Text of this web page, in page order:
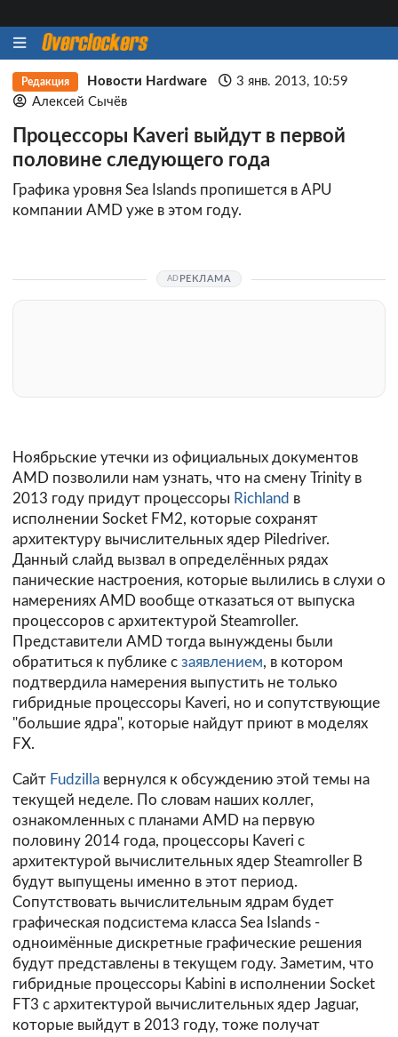
Редакция Новости Hardware
3 янв. 2013, 10:59
Алексей Сычёв
Процессоры Kaveri выйдут в первой
половине следующего года
Графика уровня Sea Islands пропишется в APU
компании AMD уже в этом году.
РЕКЛАМА
Ноябрьские утечки из официальных документов
AMD позволили нам узнать, что на смену Trinity в
2013 году придут процессоры Richland в
исполнении Socket FM2, которые сохранят
архитектуру вычислительных ядер Piledriver.
Данный слайд вызвал в определённых рядах
панические настроения, которые вылились в слухи о
намерениях AMD вообще отказаться от выпуска
процессоров с архитектурой Steamroller.
Представители AMD тогда вынуждены были
обратиться к публике с заявлением, в котором
подтвердила намерения выпустить не только
гибридные процессоры Kaveri, но и сопутствующие
"большие ядра", которые найдут приют в моделях
FX.
Сайт Fudzilla вернулся к обсуждению этой темы на
текущей неделе. По словам наших коллег,
ознакомленных с планами AMD на первую
половину 2014 года, процессоры Kaveri с
архитектурой вычислительных ядер Steamroller B
будут выпущены именно в этот период.
Сопутствовать вычислительным ядрам будет
графическая подсистема класса Sea Islands -
одноимённые дискретные графические решения
будут представлены в текущем году. Заметим, что
гибридные процессоры Kabini в исполнении Socket
FT3 с архитектурой вычислительных ядер Jaguar,
которые выйдут в 2013 году, тоже получат